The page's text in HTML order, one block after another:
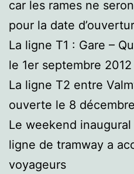
car les rames ne
pour la date
La ligne T1 : Gare –
le 1er septembre 2012
La ligne T2 entre
ouverte le 8 décembre
Le weekend
ligne de tramway a
voyageurs